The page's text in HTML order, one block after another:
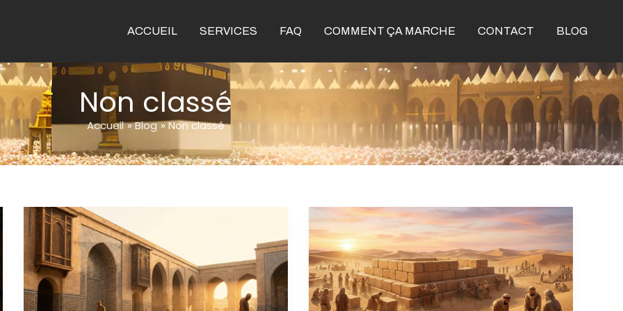
ACCUEIL SERVICES FAQ COMMENT ÇA MARCHE CONTACT BLOG
Non classé
Accueil Blog Non classé
Comprendre
les
5
piliers
de
l’islam
a
construit
la
Kaaba
: